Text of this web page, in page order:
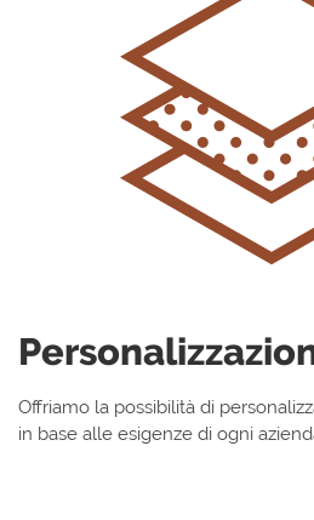
Offriamo la possibilità di
in base alle esigenze di ogni